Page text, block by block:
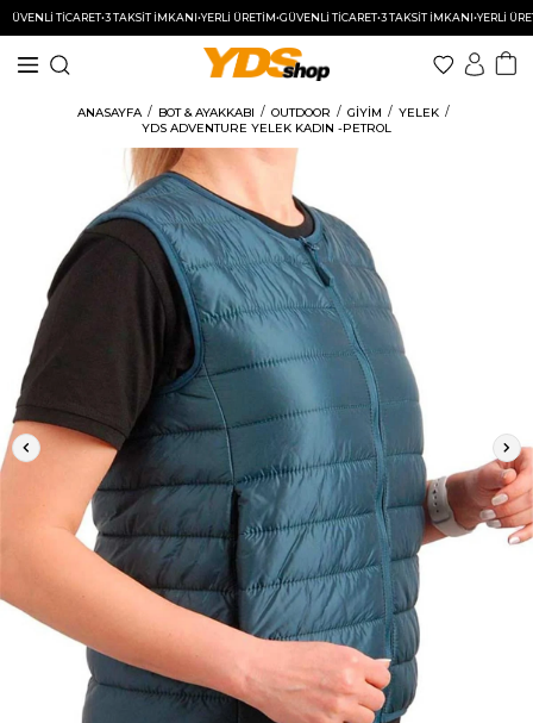
TİCARET•3 TAKSİT İMKANI•YERLİ ÜRETİM•GÜVENLİ TİCARET•3 TAKSİT İMKANI•YERLİ ÜRETİM•
ANASAYFA BOT & AYAKKABI OUTDOOR GİYİM
YELEK
YDS ADVENTURE YELEK KADIN -PETROL